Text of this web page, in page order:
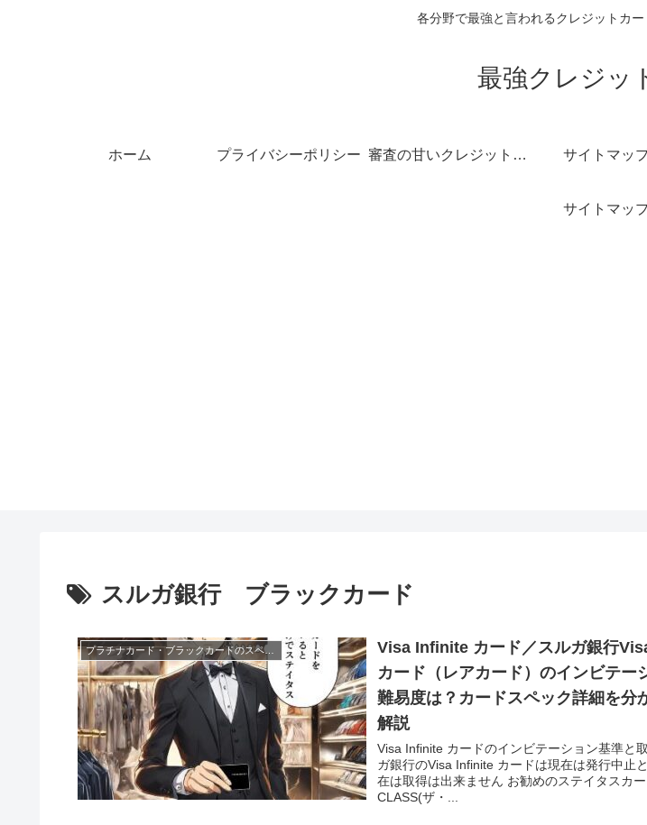
各分野で最強と言われるクレジットカ
最強クレジッ
ホーム プライバシーポリシー 審査の甘いクレジットカード サイトマッ
サイトマッ
スルガ銀行 ブラックカード
プラチナカード・ブラックカードのスペック
Visa Infinite カード／スルガ銀行
カード（レアカード）のインビテー
難易度は？カードスペック詳細を分
解説
Visa Infinite カードのインビテーション基準と
ガ銀行のVisa Infinite カードは現在は発行中止
在は取得は出来ません お勧めのステイタスカ
CLASS(ザ・...